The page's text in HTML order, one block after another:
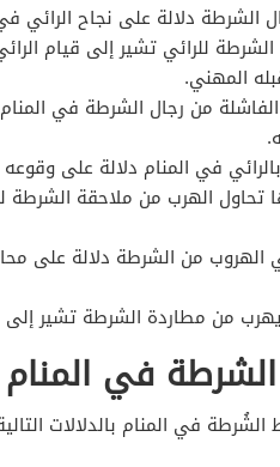
الشرطة دلالة على نجاح الرائي
للرائي تشير إلى قيام
المهني.
من رجال الشرطة في
في المنام دلالة على
تحاول الهرب من ملاحقة
الهروب من الشرطة دلالة على
يهرب من مطاردة الشرطة تشير
في المنام
في المنام بالدلالات